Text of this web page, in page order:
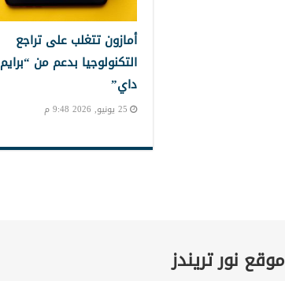
أمازون تتغلب على تراجع
التكنولوجيا بدعم من “برايم
داي”
25 يونيو, 2026 9:48 م
موقع نور تريندز